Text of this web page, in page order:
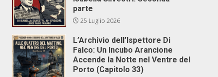
parte
25 Luglio 2026
L’Archivio dell’Ispettore Di
Falco: Un Incubo Arancione
Accende la Notte nel Ventre del
Porto (Capitolo 33)